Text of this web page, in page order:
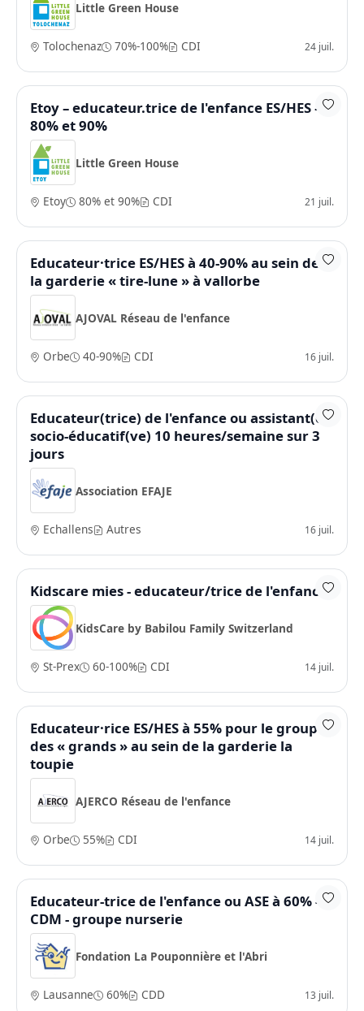
Little Green House
Tolochenaz 70%-100% CDI 24 juil.
Etoy – educateur.trice de l'enfance ES/HES –
80% et 90%
Little Green House
Etoy 80% et 90% CDI 21 juil.
Educateur·trice ES/HES à 40-90% au sein de
la garderie « tire-lune » à vallorbe
AJOVAL Réseau de l'enfance
Orbe 40-90% CDI 16 juil.
Educateur(trice) de l'enfance ou assistant(e)
socio-éducatif(ve) 10 heures/semaine sur 3
jours
Association EFAJE
Echallens Autres 16 juil.
Kidscare mies - educateur/trice de l'enfance
KidsCare by Babilou Family Switzerland
St-Prex 60-100% CDI 14 juil.
Educateur·rice ES/HES à 55% pour le groupe
des « grands » au sein de la garderie la
toupie
AJERCO Réseau de l'enfance
Orbe 55% CDI 14 juil.
Educateur-trice de l'enfance ou ASE à 60% -
CDM - groupe nurserie
Fondation La Pouponnière et l'Abri
Lausanne 60% CDD 13 juil.